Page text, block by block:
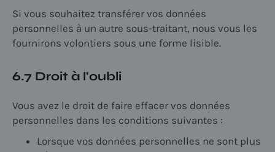
Si vous souhaitez transférer vos données
personnelles à un autre sous-traitant, nous vous les
fournirons volontiers sous une forme lisible.
6.7 Droit à l'oubli
Vous avez le droit de faire effacer vos données
personnelles dans les conditions suivantes :
Lorsque vos données personnelles ne sont plus